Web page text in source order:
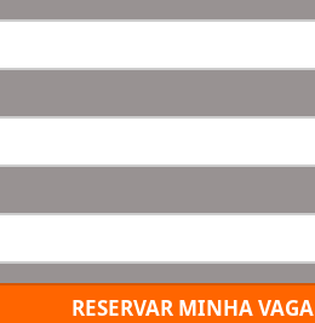
RESERVAR MINHA VAGA